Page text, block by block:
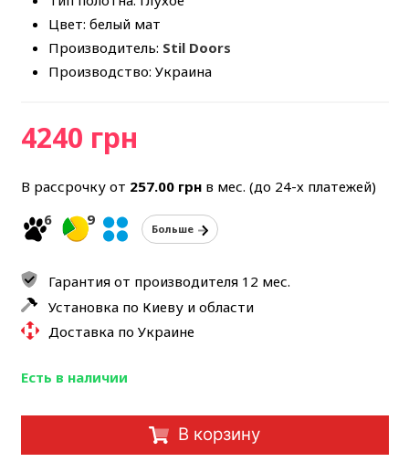
Цвет: белый мат
Производитель: Stil Doors
Производство: Украина
4240 грн
В рассрочку от 257.00грнв мес. (до 24-х платежей)
6
9
Больше
Гарантия от производителя 12 мес.
Установка по Киеву и области
Доставка по Украине
Есть в наличии
В корзину